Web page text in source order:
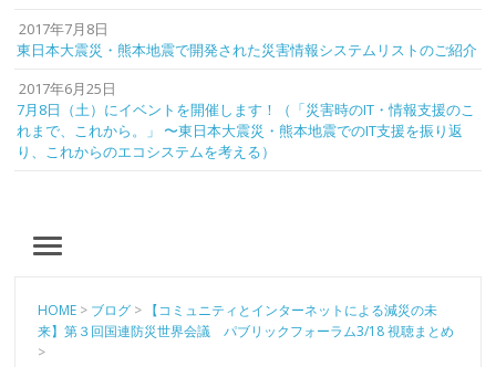
2017年7月8日
東日本大震災・熊本地震で開発された災害情報システムリストのご紹介
2017年6月25日
7月8日（土）にイベントを開催します！（「災害時のIT・情報支援のこ
れまで、これから。」 〜東日本大震災・熊本地震でのIT支援を振り返
り、これからのエコシステムを考える）
MENU
HOME > ブログ > 【コミュニティとインターネットによる減災の未
来】第３回国連防災世界会議 パブリックフォーラム3/18 視聴まとめ
>